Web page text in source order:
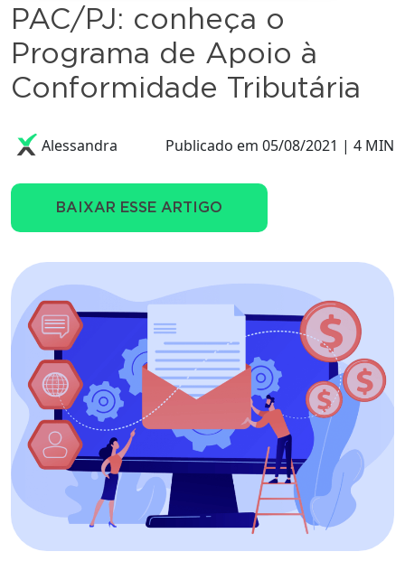
PAC/PJ: conheça o
Programa de Apoio à
Conformidade Tributária
Alessandra Publicado em 05/08/2021 | 4 MIN
BAIXAR ESSE ARTIGO